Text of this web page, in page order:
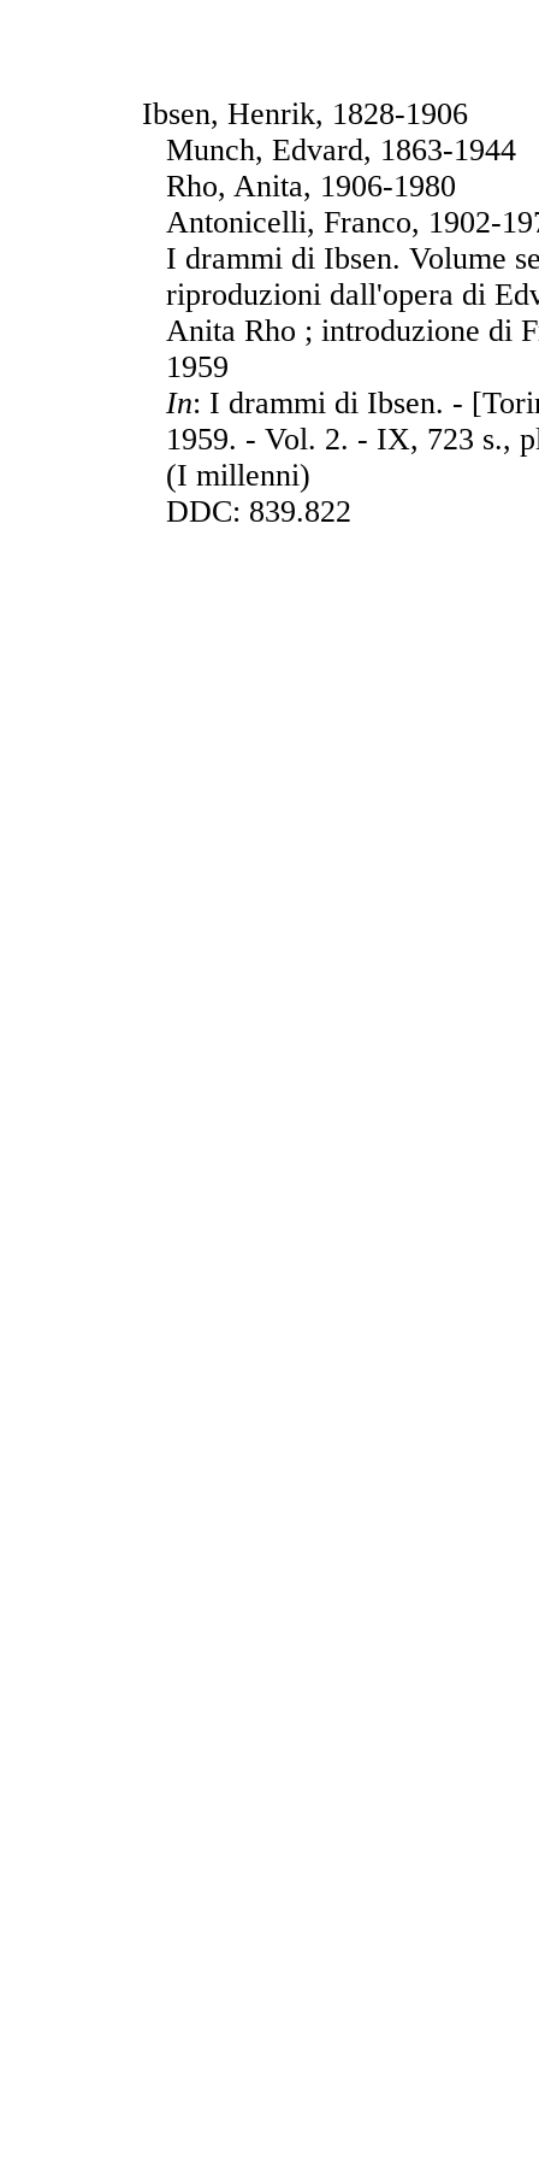
Ibsen, Henrik, 1828-1906
Munch, Edvard, 1863-1944
Rho, Anita, 1906-1980
Antonicelli, Franco, 1902-
I drammi di Ibsen. Volume
riproduzioni dall'opera di
Anita Rho ; introduzione di
1959
In: I drammi di Ibsen. -
1959. - Vol. 2. - IX, 723 s.,
(I millenni)
DDC: 839.822